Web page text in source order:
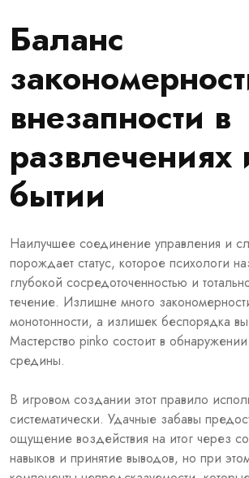
Баланс
внезапности в
развлечениях
бытии
Наилучшее соединение управления и
порождает статус, которое психологи
глубокой сосредоточенностью и
течение. Излишне много
монотонности, а излишек беспорядка
Мастерство pinko состоит в
средины.
В игровом создании этот правило
систематически. Удачные забавы
ощущение воздействия на итог через
навыков и принятие выводов, но при